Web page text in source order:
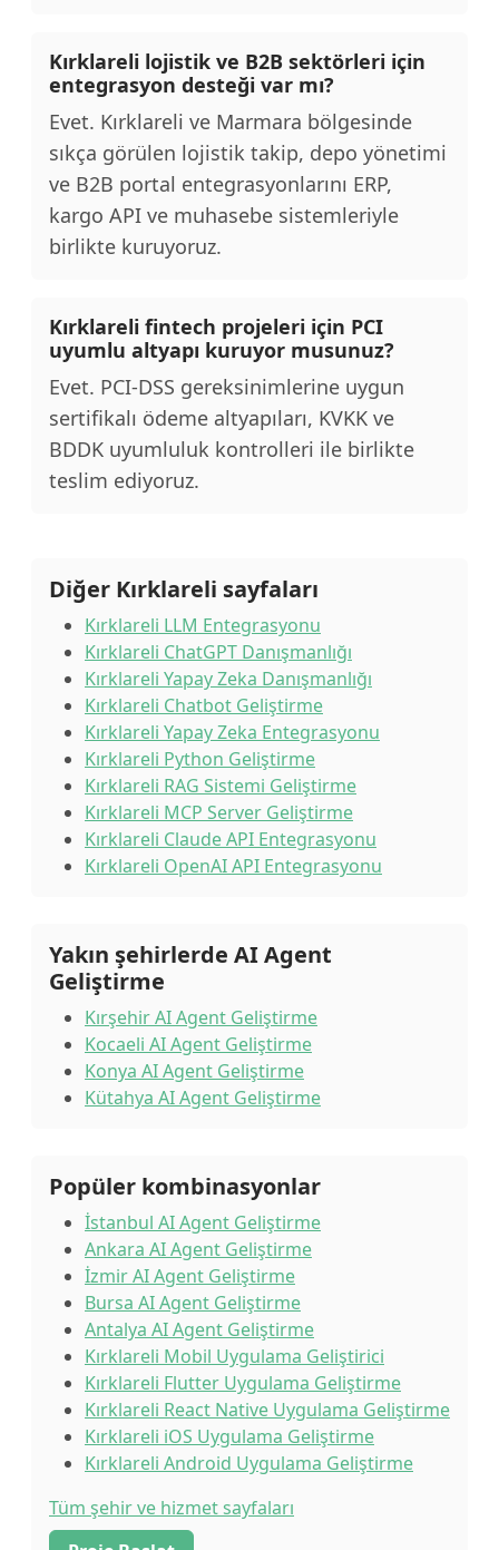
Kırklareli lojistik ve B2B sektörleri için
entegrasyon desteği var mı?
Evet. Kırklareli ve Marmara bölgesinde
sıkça görülen lojistik takip, depo yönetimi
ve B2B portal entegrasyonlarını ERP,
kargo API ve muhasebe sistemleriyle
birlikte kuruyoruz.
Kırklareli fintech projeleri için PCI
uyumlu altyapı kuruyor musunuz?
Evet. PCI-DSS gereksinimlerine uygun
sertifikalı ödeme altyapıları, KVKK ve
BDDK uyumluluk kontrolleri ile birlikte
teslim ediyoruz.
Diğer Kırklareli sayfaları
Kırklareli LLM Entegrasyonu
Kırklareli ChatGPT Danışmanlığı
Kırklareli Yapay Zeka Danışmanlığı
Kırklareli Chatbot Geliştirme
Kırklareli Yapay Zeka Entegrasyonu
Kırklareli Python Geliştirme
Kırklareli RAG Sistemi Geliştirme
Kırklareli MCP Server Geliştirme
Kırklareli Claude API Entegrasyonu
Kırklareli OpenAI API Entegrasyonu
Yakın şehirlerde AI Agent
Geliştirme
Kırşehir AI Agent Geliştirme
Kocaeli AI Agent Geliştirme
Konya AI Agent Geliştirme
Kütahya AI Agent Geliştirme
Popüler kombinasyonlar
İstanbul AI Agent Geliştirme
Ankara AI Agent Geliştirme
İzmir AI Agent Geliştirme
Bursa AI Agent Geliştirme
Antalya AI Agent Geliştirme
Kırklareli Mobil Uygulama Geliştirici
Kırklareli Flutter Uygulama Geliştirme
Kırklareli React Native Uygulama Geliştirme
Kırklareli iOS Uygulama Geliştirme
Kırklareli Android Uygulama Geliştirme
Tüm şehir ve hizmet sayfaları